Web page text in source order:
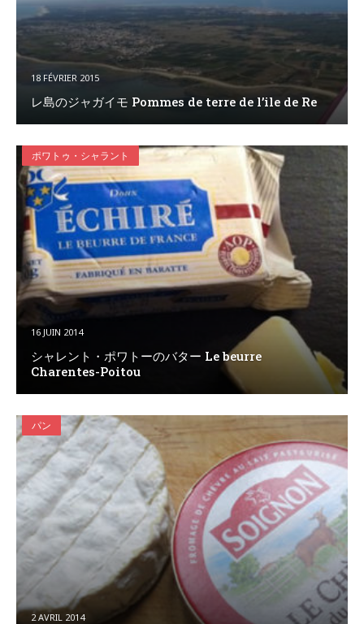
18 FÉVRIER 2015
レ島のジャガイモ Pommes de terre de l’ile de Re
ポワトゥ・シャラント
16 JUIN 2014
シャレント・ポワトーのバター Le beurre
Charentes-Poitou
パン
2 AVRIL 2014